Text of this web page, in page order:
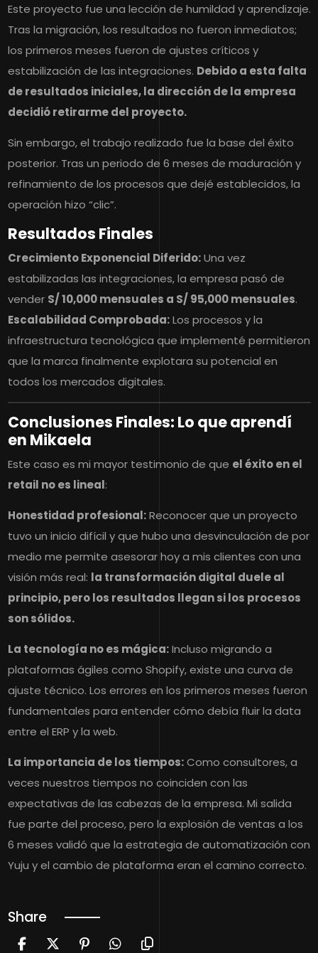
Este proyecto fue una lección de humildad y aprendizaje.
Tras la migración, los resultados no fueron inmediatos;
los primeros meses fueron de ajustes críticos y
estabilización de las integraciones. Debido a esta falta
de resultados iniciales, la dirección de la empresa
decidió retirarme del proyecto.
Sin embargo, el trabajo realizado fue la base del éxito
posterior. Tras un periodo de 6 meses de maduración y
refinamiento de los procesos que dejé establecidos, la
operación hizo “clic”.
Resultados Finales
Crecimiento Exponencial Diferido:Una vez
estabilizadas las integraciones, la empresa pasó de
vender S/ 10,000 mensuales a S/ 95,000 mensuales.
Escalabilidad Comprobada:Los procesos y la
infraestructura tecnológica que implementé permitieron
que la marca finalmente explotara su potencial en
todos los mercados digitales.
Conclusiones Finales: Lo que aprendí
en Mikaela
Este caso es mi mayor testimonio de que el éxito en el
retail no es lineal:
Honestidad profesional:Reconocer que un proyecto
tuvo un inicio difícil y que hubo una desvinculación de por
medio me permite asesorar hoy a mis clientes con una
visión más real: la transformación digital duele al
principio, pero los resultados llegan si los procesos
son sólidos.
La tecnología no es mágica:Incluso migrando a
plataformas ágiles como Shopify, existe una curva de
ajuste técnico. Los errores en los primeros meses fueron
fundamentales para entender cómo debía fluir la data
entre el ERP y la web.
La importancia de los tiempos:Como consultores, a
veces nuestros tiempos no coinciden con las
expectativas de las cabezas de la empresa. Mi salida
fue parte del proceso, pero la explosión de ventas a los
6 meses validó que la estrategia de automatización con
Yuju y el cambio de plataforma eran el camino correcto.
Share